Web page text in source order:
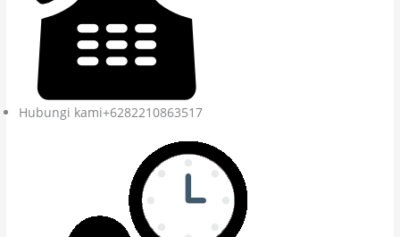
Hubungi kami+6282210863517